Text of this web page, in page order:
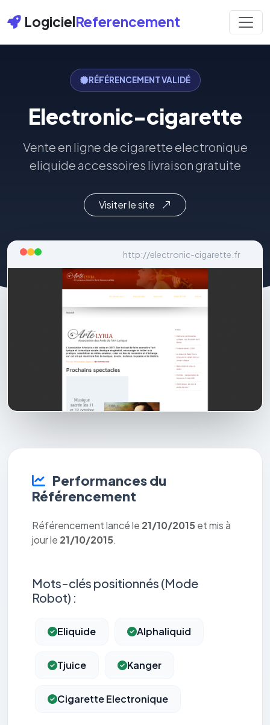
LogicielReferencement
RÉFÉRENCEMENT VALIDÉ
Electronic-cigarette
Vente en ligne de cigarette electronique
eliquide accessoires livraison gratuite
Visiter le site
http://electronic-cigarette.fr
Performances du
Référencement
Référencement lancé le 21/10/2015 et mis à
jour le 21/10/2015.
Mots-clés positionnés (Mode
Robot) :
Eliquide Alphaliquid
Tjuice Kanger
Cigarette Electronique